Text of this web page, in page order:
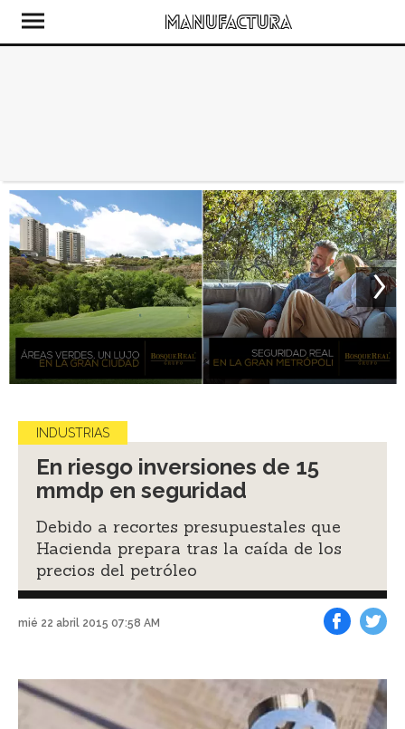
INDUSTRIAS
En riesgo inversiones de 15
mmdp en seguridad
Debido a recortes presupuestales que
Hacienda prepara tras la caída de los
precios del petróleo
mié 22 abril 2015 07:58 AM